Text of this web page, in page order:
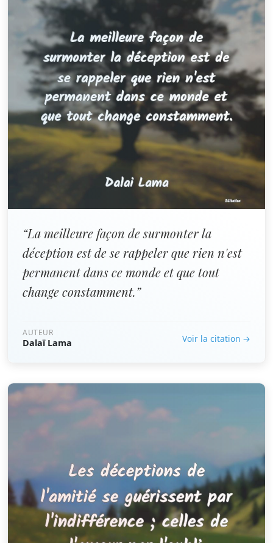
“La meilleure façon de surmonter la
déception est de se rappeler que rien n'est
permanent dans ce monde et que tout
change constamment.”
AUTEUR
Dalaï Lama Voir la citation →